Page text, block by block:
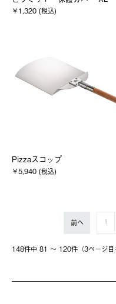
￥1,320 (税込)
Pizzaスコップ
￥5,940 (税込)
148件中 81 〜 120件（3ページ⽬
前へ 1